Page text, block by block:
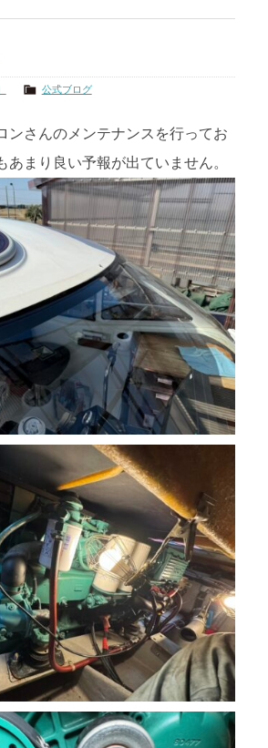
公式ブログ
ンさんのメンテナンスを行ってお
あまり良い予報が出ていません。